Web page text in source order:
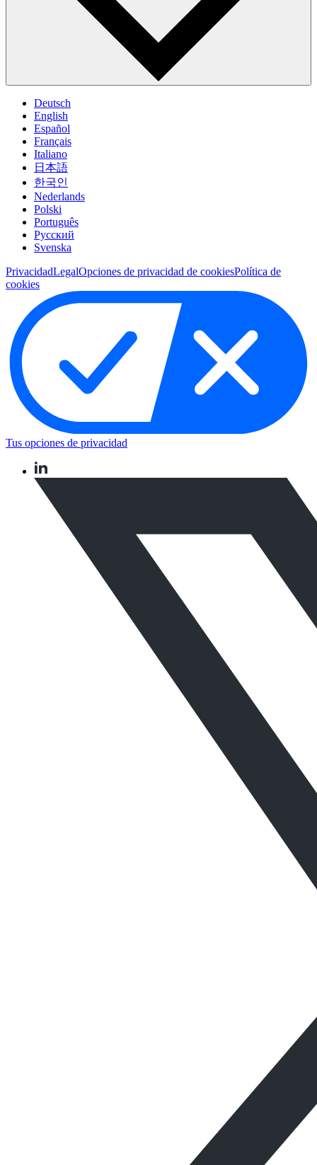
Deutsch
English
Español
Français
Italiano
日本語
한국인
Nederlands
Polski
Português
Pусский
Svenska
PrivacidadLegalOpciones de privacidad de cookiesPolítica de
cookies
Tus opciones de privacidad